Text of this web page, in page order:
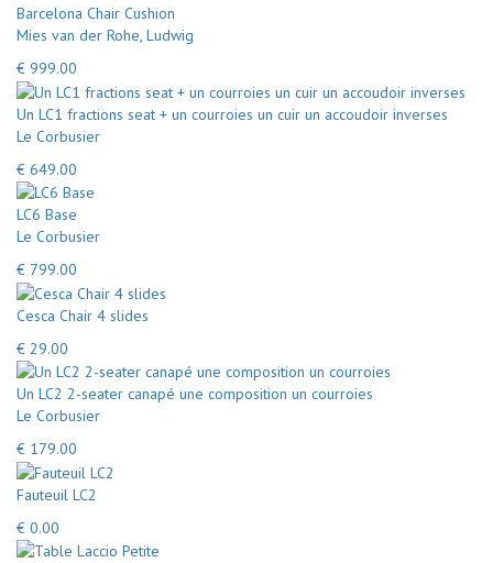
Barcelona Chair Cushion
Mies van der Rohe, Ludwig
€ 999.00
Un LC1 fractions seat + un courroies un cuir un accoudoir inverses
Le Corbusier
€ 649.00
LC6 Base
Le Corbusier
€ 799.00
Cesca Chair 4 slides
€ 29.00
Un LC2 2-seater canapé une composition un courroies
Le Corbusier
€ 179.00
Fauteuil LC2
€ 0.00